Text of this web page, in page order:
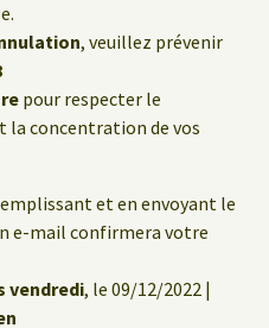
, veuillez prévenir
pour respecter le
la concentration de vos
et en envoyant le
e-mail confirmera votre
vendredi, le 09/12/2022 |